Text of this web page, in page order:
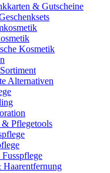
& Gutscheine
Kosmetik
Alternativen
Pflegetools
Haarentfernung